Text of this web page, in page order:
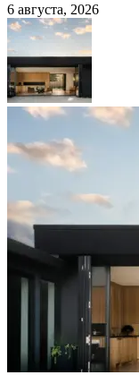
6 августа, 2026